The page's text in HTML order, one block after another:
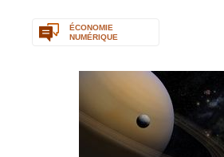
ÉCONOMIE
NUMÉRIQUE